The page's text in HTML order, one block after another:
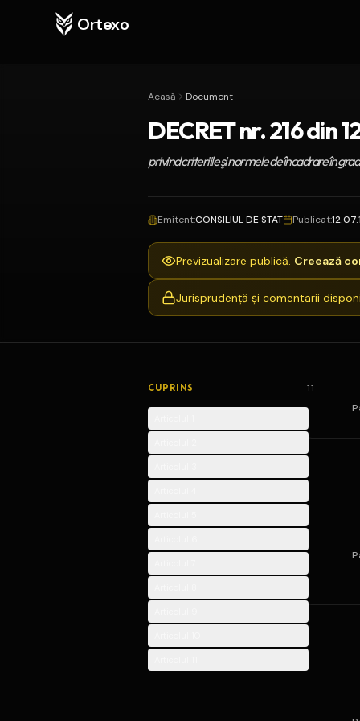
Ortexo
Acasă Document
DECRET nr. 216 din
privind criteriile şi normele de încadrare în
Emitent:CONSILIUL DE STAT Publicat:
Previzualizare publică. Creează
Jurisprudență și comentarii
CUPRINS 11